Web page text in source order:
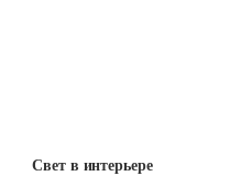
Свет в интерьере